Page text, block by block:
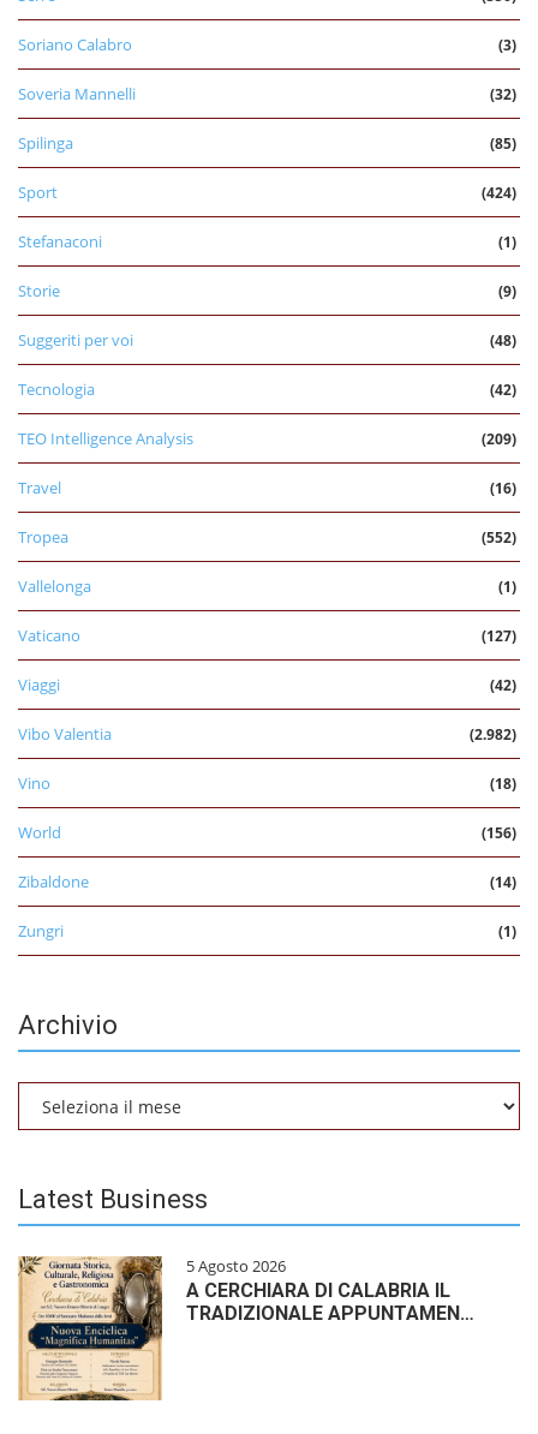
Soriano Calabro (3)
Soveria Mannelli (32)
Spilinga (85)
Sport (424)
Stefanaconi (1)
Storie (9)
Suggeriti per voi (48)
Tecnologia (42)
TEO Intelligence Analysis (209)
Travel (16)
Tropea (552)
Vallelonga (1)
Vaticano (127)
Viaggi (42)
Vibo Valentia (2.982)
Vino (18)
World (156)
Zibaldone (14)
Zungri (1)
Archivio
Latest Business
5 Agosto 2026
A CERCHIARA DI CALABRIA IL
TRADIZIONALE APPUNTAMEN…